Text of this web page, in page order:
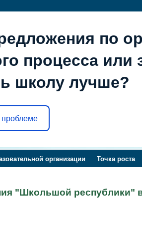
по
процесса или
школу лучше?
проблеме
организации Точка роста
"Школьшой республики"